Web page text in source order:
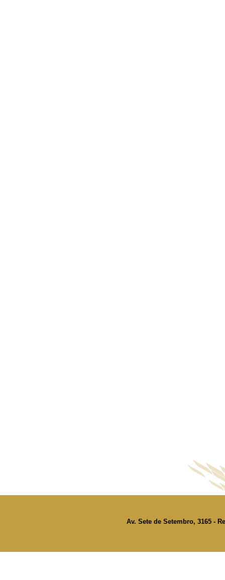
Av. Sete de Setembro, 3165 -